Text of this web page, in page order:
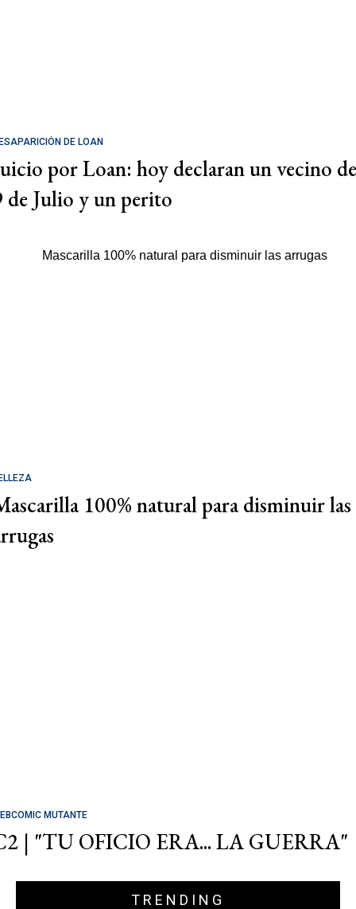
DE LOAN
por Loan: hoy declaran un vecino de
de Julio y un perito
100% natural para disminuir las
MUTANTE
| "TU OFICIO ERA... LA GUERRA"
TRENDING